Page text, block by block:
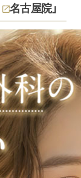
名古屋院」